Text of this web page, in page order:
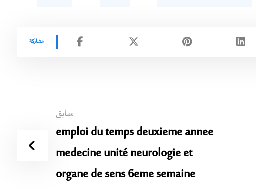
سابق
emploi du temps deuxieme annee
medecine unité neurologie et
organe de sens 6eme semaine